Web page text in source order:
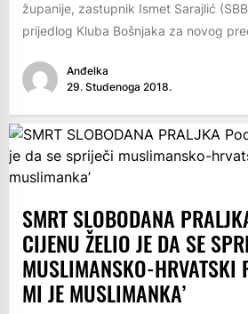
županije, zastupnik Ismet Sarajlić
prijedlog Kluba Bošnjaka za novog
Anđelka
29. Studenoga 2018.
SMRT SLOBODANA
CIJENU ŽELIO JE DA SE
MUSLIMANSKO-HRVATSKI
MI JE MUSLIMANKA’